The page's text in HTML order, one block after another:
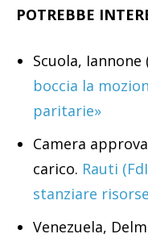
POTREBBE
Scuola, Iannone
boccia la
paritarie»
Camera
carico. Rauti
stanziare
Venezuela,